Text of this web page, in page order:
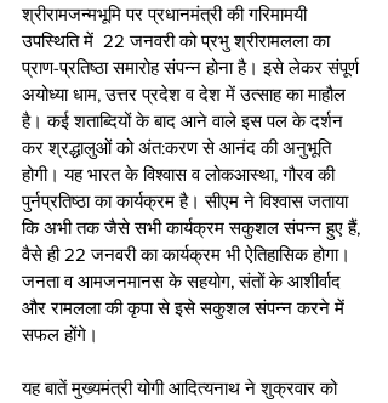
श्रीरामजन्मभूमि पर प्रधानमंत्री की गरिमामयी
उपस्थिति में  22 जनवरी को प्रभु श्रीरामलला का
प्राण-प्रतिष्ठा समारोह संपन्न होना है। इसे लेकर संपूर्ण
अयोध्या धाम, उत्तर प्रदेश व देश में उत्साह का माहौल
है। कई शताब्दियों के बाद आने वाले इस पल के दर्शन
कर श्रद्धालुओं को अंत:करण से आनंद की अनुभूति
होगी। यह भारत के विश्वास व लोकआस्था, गौरव की
पुर्नप्रतिष्ठा का कार्यक्रम है। सीएम ने विश्वास जताया
कि अभी तक जैसे सभी कार्यक्रम सकुशल संपन्न हुए हैं,
वैसे ही 22 जनवरी का कार्यक्रम भी ऐतिहासिक होगा।
जनता व आमजनमानस के सहयोग, संतों के आशीर्वाद
और रामलला की कृपा से इसे सकुशल संपन्न करने में
सफल होंगे।
यह बातें मुख्यमंत्री योगी आदित्यनाथ ने शुक्रवार को